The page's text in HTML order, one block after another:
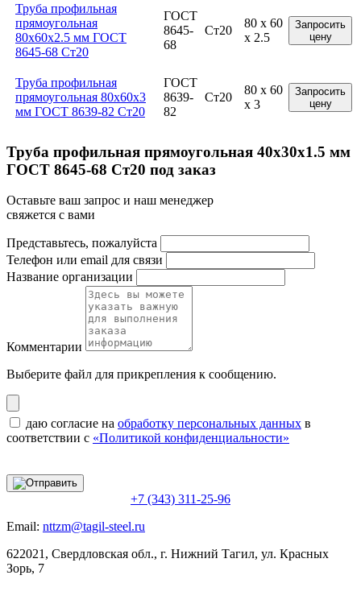
Труба профильная
прямоугольная
80x60x2.5 мм ГОСТ
8645-68 Ст20
ГОСТ
8645-
68
Ст20
80 x 60
x 2.5
Запросить
цену
Труба профильная
прямоугольная 80x60x3
мм ГОСТ 8639-82 Ст20
ГОСТ
8639-
82
Ст20
80 x 60
x 3
Запросить
цену
Труба профильная прямоугольная 40x30x1.5 мм
ГОСТ 8645-68 Ст20 под заказ
Оставьте ваш запрос и наш менеджер
свяжется с вами
Представьтесь, пожалуйста
Телефон или email для связи
Название организации
Комментарии
Выберите файл для прикрепления к сообщению.
даю согласие на обработку персональных данных в
соответствии с «Политикой конфиденциальности»
+7 (343) 311-25-96
Email: nttzm@tagil-steel.ru
622021, Свердловская обл., г. Нижний Тагил, ул. Красных
Зорь, 7